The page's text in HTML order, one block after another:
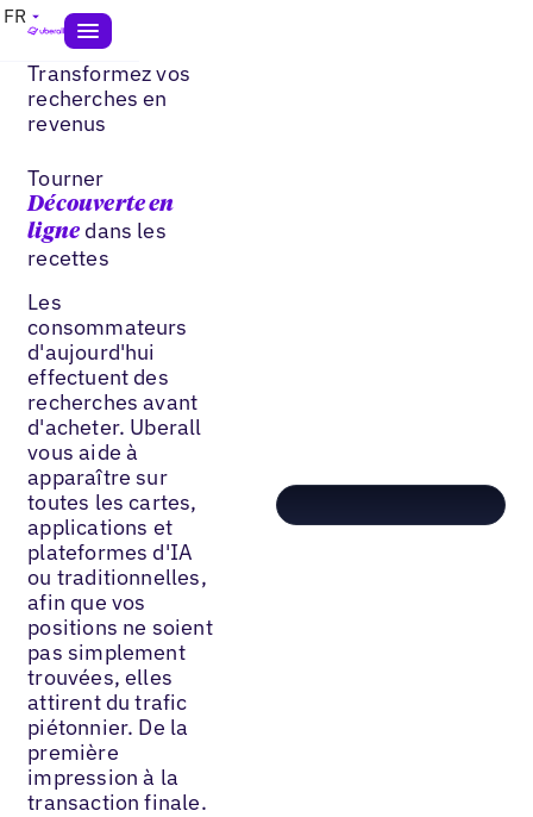
FR
Transformez vos
recherches en
revenus
Tourner
Découverte en
ligne dans les
recettes
Les
consommateurs
d'aujourd'hui
effectuent des
recherches avant
d'acheter. Uberall
vous aide à
apparaître sur
toutes les cartes,
applications et
plateformes d'IA
ou traditionnelles,
afin que vos
positions ne soient
pas simplement
trouvées, elles
attirent du trafic
piétonnier. De la
première
impression à la
transaction finale.